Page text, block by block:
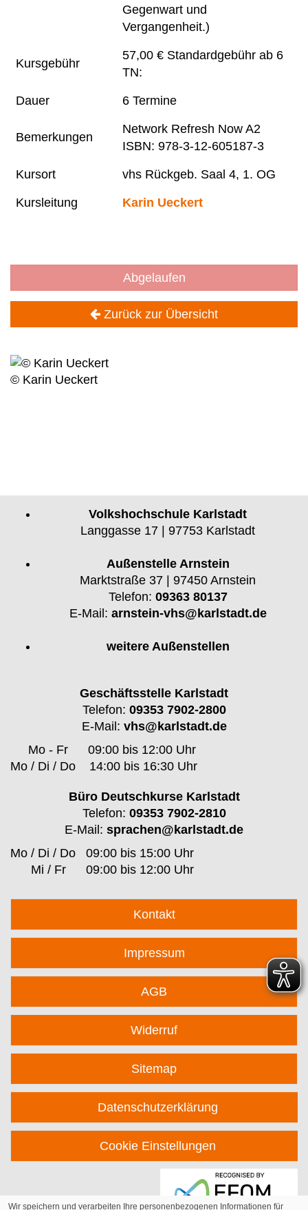
Gegenwart und
Vergangenheit.)
Kursgebühr
57,00 € Standardgebühr ab 6
TN:
Dauer 6 Termine
Bemerkungen
Network Refresh Now A2
ISBN: 978-3-12-605187-3
Kursort vhs Rückgeb. Saal 4, 1. OG
Kursleitung Karin Ueckert
Abgelaufen
Zurück zur Übersicht
© Karin Ueckert
Volkshochschule Karlstadt
Langgasse 17 | 97753 Karlstadt
Außenstelle Arnstein
Marktstraße 37 | 97450 Arnstein
Telefon: 09363 80137
E-Mail: arnstein-vhs@karlstadt.de
weitere Außenstellen
Geschäftsstelle Karlstadt
Telefon: 09353 7902-2800
E-Mail: vhs@karlstadt.de
Mo - Fr
09:00 bis 12:00 Uhr
Mo / Di / Do
14:00 bis 16:30 Uhr
Büro Deutschkurse Karlstadt
Telefon: 09353 7902-2810
E-Mail: sprachen@karlstadt.de
Mo / Di / Do 09:00 bis 15:00 Uhr
Mi / Fr
09:00 bis 12:00 Uhr
Kontakt
Impressum
AGB
Widerruf
Sitemap
Datenschutzerklärung
Cookie Einstellungen
Wir speichern und verarbeiten Ihre personenbezogenen Informationen für